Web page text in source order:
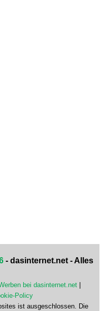
- dasinternet.net - Alles
bei dasinternet.net
Policy
ist ausgeschlossen. Die